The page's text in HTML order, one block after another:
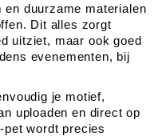
duurzame materialen
Dit alles zorgt
uitziet, maar ook goed
evenementen, bij
je motief,
uploaden en direct op
wordt precies